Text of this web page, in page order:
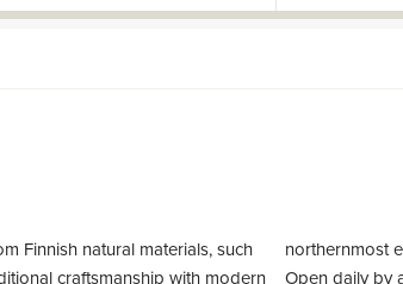
Finnish natural materials, such
craftsmanship with modern
workshop while in Sodankylä!
open. Contact us to schedule an